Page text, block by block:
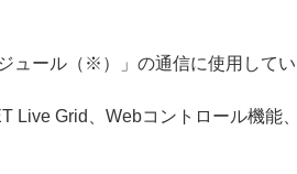
ュール（※）」の通信に使用して
Live Grid、Webコントロール機能